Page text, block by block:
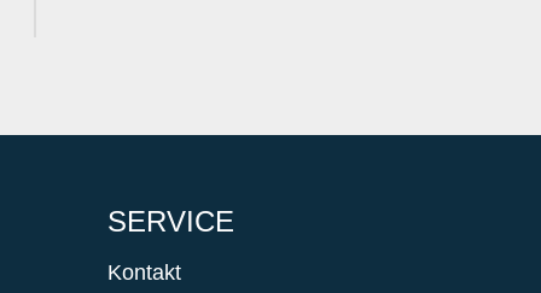
SERVICE
Kontakt